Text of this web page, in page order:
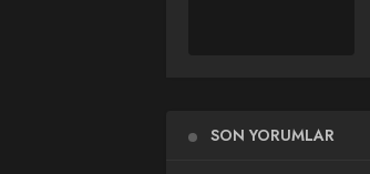
SON YORUMLAR